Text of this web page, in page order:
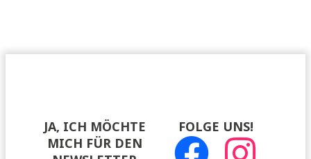
JA, ICH MÖCHTE
MICH FÜR DEN
FOLGE UNS!